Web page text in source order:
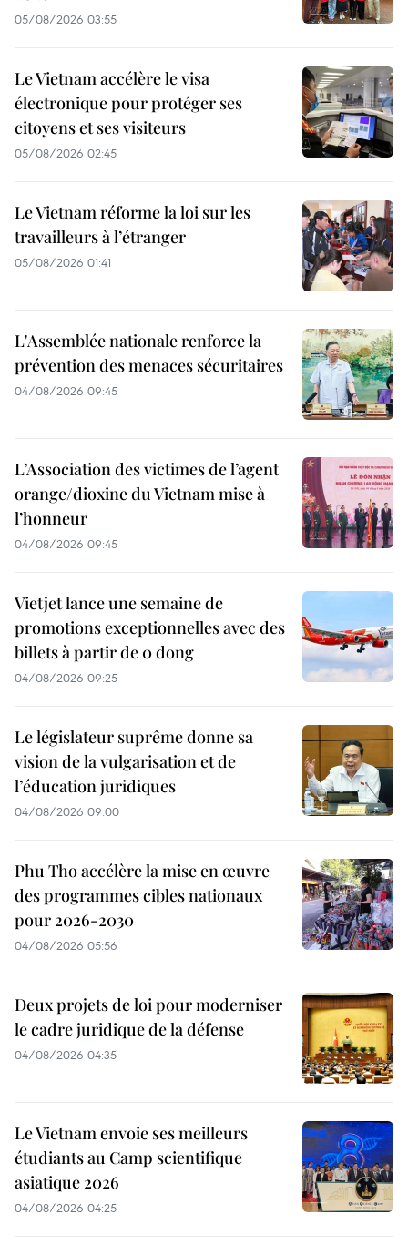
05/08/2026 03:55
Le Vietnam accélère le visa
électronique pour protéger ses
citoyens et ses visiteurs
05/08/2026 02:45
Le Vietnam réforme la loi sur les
travailleurs à l’étranger
05/08/2026 01:41
L'Assemblée nationale renforce la
prévention des menaces sécuritaires
04/08/2026 09:45
L’Association des victimes de l’agent
orange/dioxine du Vietnam mise à
l’honneur
04/08/2026 09:45
Vietjet lance une semaine de
promotions exceptionnelles avec des
billets à partir de 0 dong
04/08/2026 09:25
Le législateur suprême donne sa
vision de la vulgarisation et de
l’éducation juridiques
04/08/2026 09:00
Phu Tho accélère la mise en œuvre
des programmes cibles nationaux
pour 2026-2030
04/08/2026 05:56
Deux projets de loi pour moderniser
le cadre juridique de la défense
04/08/2026 04:35
Le Vietnam envoie ses meilleurs
étudiants au Camp scientifique
asiatique 2026
04/08/2026 04:25